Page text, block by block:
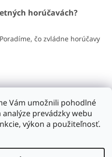
Vám umožnili pohodlné
prevádzky webu
výkon a použiteľnosť.
horúčavách?
čo zvládne horúčavy